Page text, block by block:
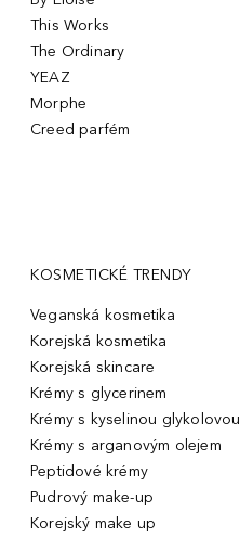
This Works
The Ordinary
YEAZ
Morphe
Creed parfém
KOSMETICKÉ TRENDY
Veganská kosmetika
Korejská kosmetika
Korejská skincare
Krémy s glycerinem
Krémy s kyselinou glykolovou
Krémy s arganovým olejem
Peptidové krémy
Pudrový make-up
Korejský make up